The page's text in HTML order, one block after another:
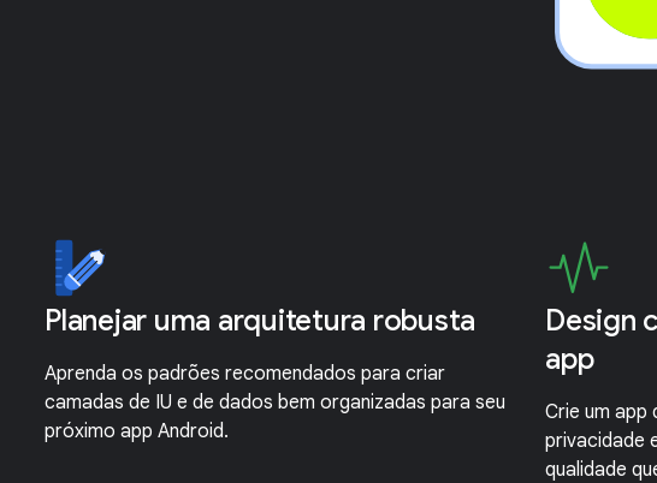
Planejar uma arquitetura robusta
Aprenda os padrões recomendados para criar
camadas de IU e de dados bem organizadas para seu
próximo app Android.
Design
app
Crie um app
privacidade
qualidade